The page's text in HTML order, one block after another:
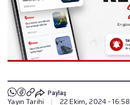
Paylaş
Yayın Tarihi 22 Ekim, 2024 - 16:58